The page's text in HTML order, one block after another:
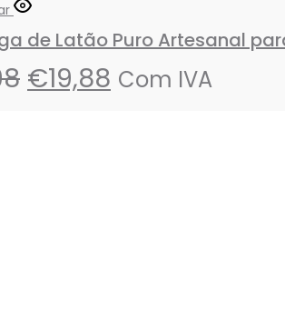
de Latão Puro Artesanal
€19,88 Com IVA